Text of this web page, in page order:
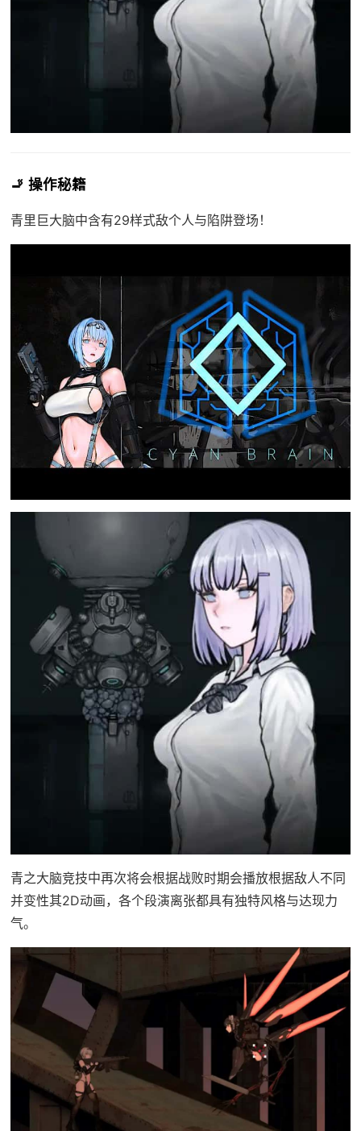
🚬 操作秘籍
青里巨大脑中含有29样式敌个人与陷阱登场！
青之大脑竞技中再次将会根据战败时期会播放根据敌人不同
并变性其2D动画，各个段演离张都具有独特风格与达现力
气。